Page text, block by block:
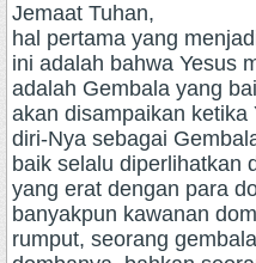
Jemaat Tuhan,
hal pertama yang
ini adalah bahwa Yesus
adalah Gembala yang
akan disampaikan ketika
diri-Nya sebagai
baik selalu diperlihatkan
yang erat dengan para
banyakpun kawanan
rumput, seorang